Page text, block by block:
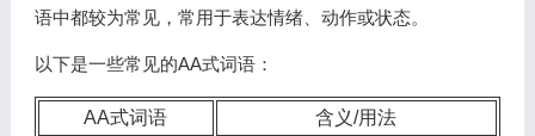
语中都较为常见，常用于表达情绪、动作或状态。
以下是一些常见的AA式词语：
AA式词语
含义/用法